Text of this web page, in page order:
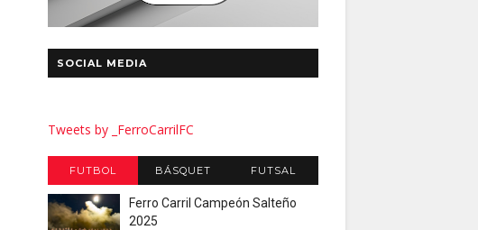
SOCIAL MEDIA
Tweets by _FerroCarrilFC
FUTBOL BÁSQUET FUTSAL
Ferro Carril Campeón Salteño
2025